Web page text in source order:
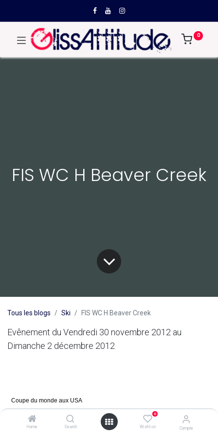
Home Search
0
Wishlist Compte
0
FIS WC H Beaver Creek
Tous les blogs Ski FIS WC H Beaver Creek
Evênement du Vendredi 30 novembre 2012 au
Dimanche 2 décembre 2012
Coupe du monde aux USA
Homme